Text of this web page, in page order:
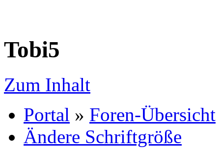
Tobi5
Zum Inhalt
Portal » Foren-Übersicht
Ändere Schriftgröße